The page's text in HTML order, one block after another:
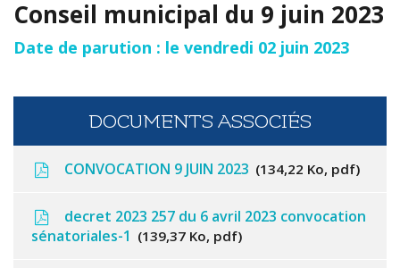
Conseil municipal du 9 juin 2023
Date de parution : le vendredi 02 juin 2023
DOCUMENTS ASSOCIÉS
CONVOCATION 9 JUIN 2023 134,22 Ko, pdf
decret 2023 257 du 6 avril 2023 convocation
sénatoriales-1
139,37 Ko, pdf